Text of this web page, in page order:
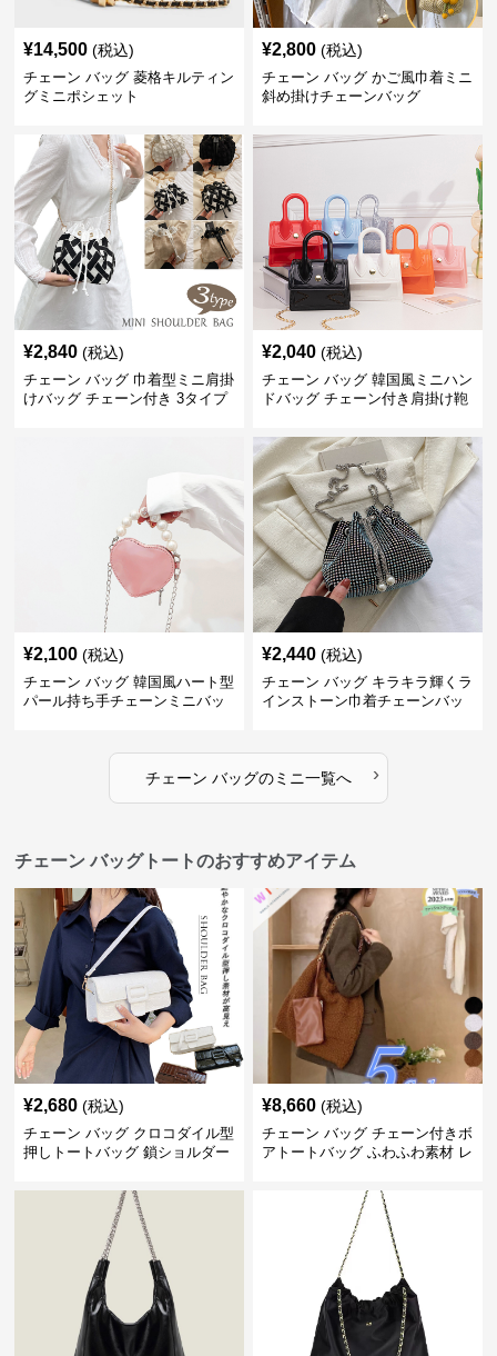
¥14,500 (税込)
チェーン バッグ 菱格キルティン
グミニポシェット
¥2,800 (税込)
チェーン バッグ かご風巾着ミニ
斜め掛けチェーンバッグ
¥2,840 (税込)
チェーン バッグ 巾着型ミニ肩掛
けバッグ チェーン付き 3タイプ
¥2,040 (税込)
チェーン バッグ 韓国風ミニハン
ドバッグ チェーン付き肩掛け鞄
¥2,100 (税込)
チェーン バッグ 韓国風ハート型
パール持ち手チェーンミニバッ
¥2,440 (税込)
チェーン バッグ キラキラ輝くラ
インストーン巾着チェーンバッ
チェーン バッグのミニ一覧へ ›
チェーン バッグトートのおすすめアイテム
¥2,680 (税込)
チェーン バッグ クロコダイル型
押しトートバッグ 鎖ショルダー
¥8,660 (税込)
チェーン バッグ チェーン付きボ
アトートバッグ ふわふわ素材 レ